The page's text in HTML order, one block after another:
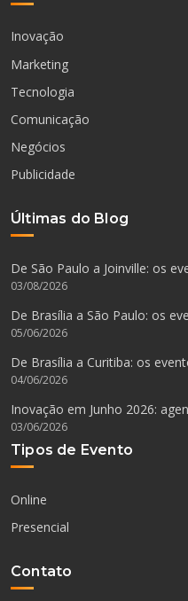
Inovação
Marketing
Tecnologia
Comunicação
Negócios
Publicidade
Últimas do Blog
De São Paulo a Joinville: os
03/08/2026
De Brasília a São Paulo: os
05/06/2026
De Brasília a Curitiba: os
04/06/2026
Inovação em Junho 2026:
03/06/2026
Tipos de Evento
Online
Presencial
Contato